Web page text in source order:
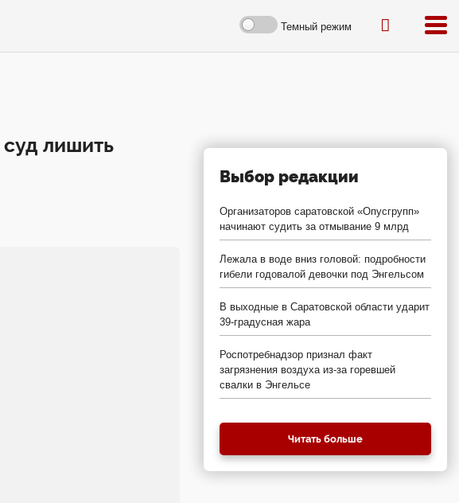
Темный режим
лишить
Выбор редакции
Организаторов саратовской «Опусгрупп»
начинают судить за отмывание 9 млрд
Лежала в воде вниз головой: подробности
гибели годовалой девочки под Энгельсом
В выходные в Саратовской области ударит
39-градусная жара
Роспотребнадзор признал факт
загрязнения воздуха из-за горевшей
свалки в Энгельсе
Читать больше